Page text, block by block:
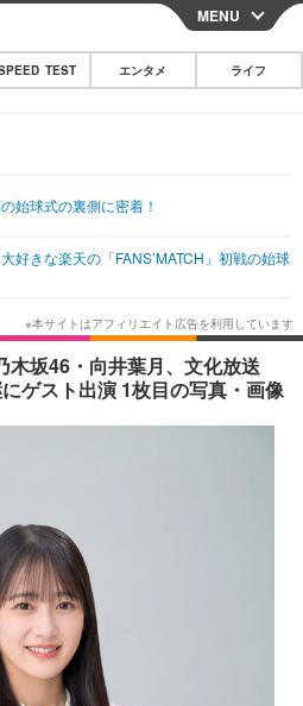
CLOSE
その他
韓国・芸能
スポーツ
グルメ
ショッピング
MENU
TEST エンタメ ライフ
始球式の裏側に密着！
好きな楽天の「FANS’MATCH」初戦の始球
木坂46・向井葉月、文化放送
ゲスト出演 1枚目の写真・画像